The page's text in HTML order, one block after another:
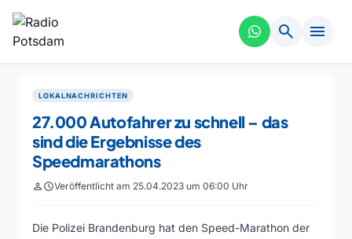
search menu
LOKALNACHRICHTEN
27.000 Autofahrer zu schnell – das
sind die Ergebnisse des
Speedmarathons
personscheduleVeröffentlicht am 25.04.2023 um 06:00 Uhr
Die Polizei Brandenburg hat den Speed-Marathon der